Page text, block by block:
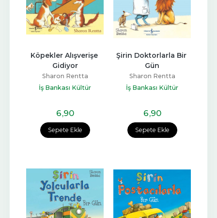
Sepete Ekle
Köpekler Alışverişe
Gidiyor
Sharon Rentta
İş Bankası Kültür
6,90
Sepete Ekle
Şirin Doktorlarla Bir
Gün
Sharon Rentta
İş Bankası Kültür
6,90